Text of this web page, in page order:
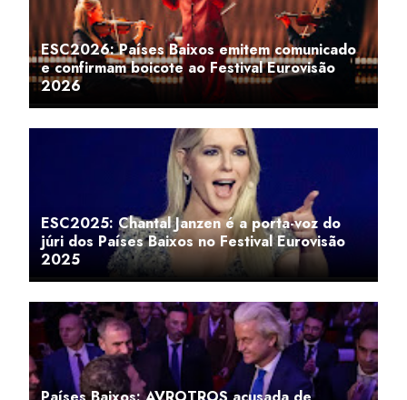
ESC2026: Países Baixos emitem comunicado
e confirmam boicote ao Festival Eurovisão
2026
ESC2025: Chantal Janzen é a porta-voz do
júri dos Países Baixos no Festival Eurovisão
2025